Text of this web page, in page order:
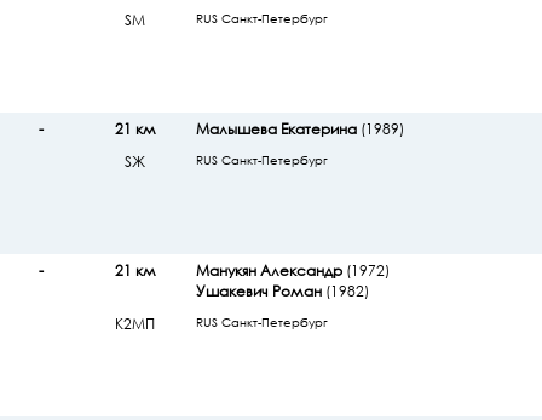
SМ
RUS Санкт-Петербург
-
21 км
SЖ
Малышева Екатерина(1989)
RUS Санкт-Петербург
- 21 км
К2МП
Манукян Александр(1972)
Ушакевич Роман(1982)
RUS Санкт-Петербург